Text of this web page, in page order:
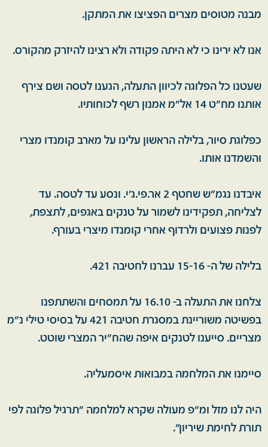
מבנה מטוסים מצרים הפציצו את המתקן.
אנו לא ירינו כי לא היתה פקודה ולא רצינו להיזרק מהקורס.
שעטנו כל הפלוגה לכיוון התעלה, הגענו לטסה ושם צירף
אותנו מח"ט 14 אל"מ אמנון רשף לכוחותיו.
כפלוגת סיור, בלילה הראשון עלינו על מארב קומנדו מצרי
והשמדנו אותו.
איבדנו נגמ"ש שחטף 2 אר.פי.ג'י. ונסע עד לטסה. עד
לצליחה, תפקידינו לשמור על טנקים באגפים, לתצפת,
לפנות פצועים ולרדוף אחרי קומנדו מיצרי בעורף.
בלילה של ה- 15-16 עברנו לחטיבה 421.
צלחנו את התעלה ב- 16.10 על תמסחים והשתתפנו
בפשיטה משוריינת במסגרת חטיבה 421 על בסיסי טילי נ"מ
מצריים. סייענו לטנקים איפה שהח"יר המצרי שוטט.
סיימנו את המלחמה במבואות איסמעליה.
היה לנו מזל ומ"פ מעולה שקרא למלחמה "תרגיל פלוגה לפי
תורת לחימת שיריון".